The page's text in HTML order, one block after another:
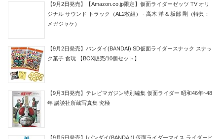
【9月2日発売】【Amazon.co.jp限定】仮面ライダーゼッツ TV オリ
ジナル サウンド トラック（AL2枚組） - 高木 洋 & 坂部 剛（特典：
メガジャケ）
【9月2日発売】バンダイ(BANDAI) SD仮面ライダースナック スナッ
ク菓子 食玩 【BOX販売/10個セット】
【9月3日発売】テレビマガジン特別編集 仮面ライダー 昭和46年~48
年 講談社所蔵写真集 究極
【9月5日発売】[バンダイ(BANDAI)] 仮面ライダーマイス ライダーヒ